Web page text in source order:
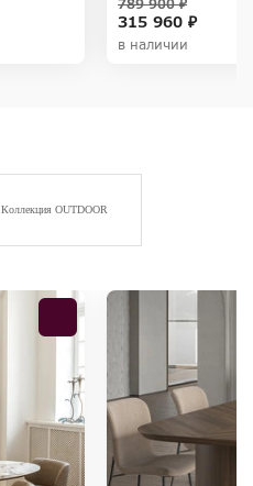
315 960 ₽
789 900 ₽
в наличии
Коллекция OUTDOOR